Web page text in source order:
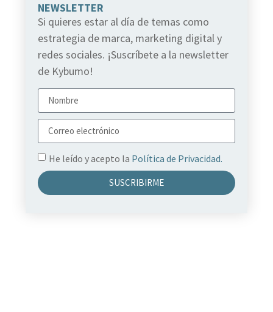
NEWSLETTER
Si quieres estar al día de temas como
estrategia de marca, marketing digital y
redes sociales. ¡Suscríbete a la newsletter
de Kybumo!
He leído y acepto la Política de Privacidad.
SUSCRIBIRME